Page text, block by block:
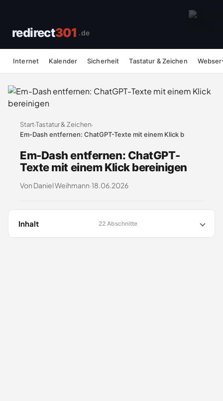
redirect301 .de
Internet Kalender Sicherheit Tastatur & Zeichen
Start›Tastatur & Zeichen›
Em-Dash entfernen: ChatGPT-Texte mit einem Klick b
Em-Dash entfernen: ChatGPT-
Texte mit einem Klick bereinigen
Von Daniel Weihmann·18.06.2026
Inhalt 22 Abschnitte